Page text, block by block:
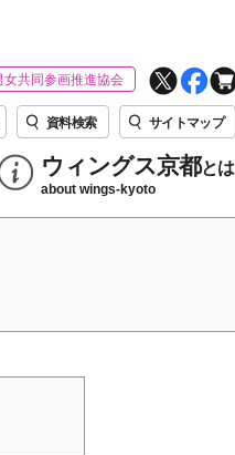
共同参画推進協会
資料検索 サイトマップ
ウィングス京都とは
about wings-kyoto